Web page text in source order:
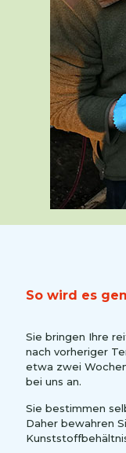
So wird es
Sie bringen Ihre
nach vorheriger
etwa zwei
bei uns an.
Sie bestimmen
Daher bewahren